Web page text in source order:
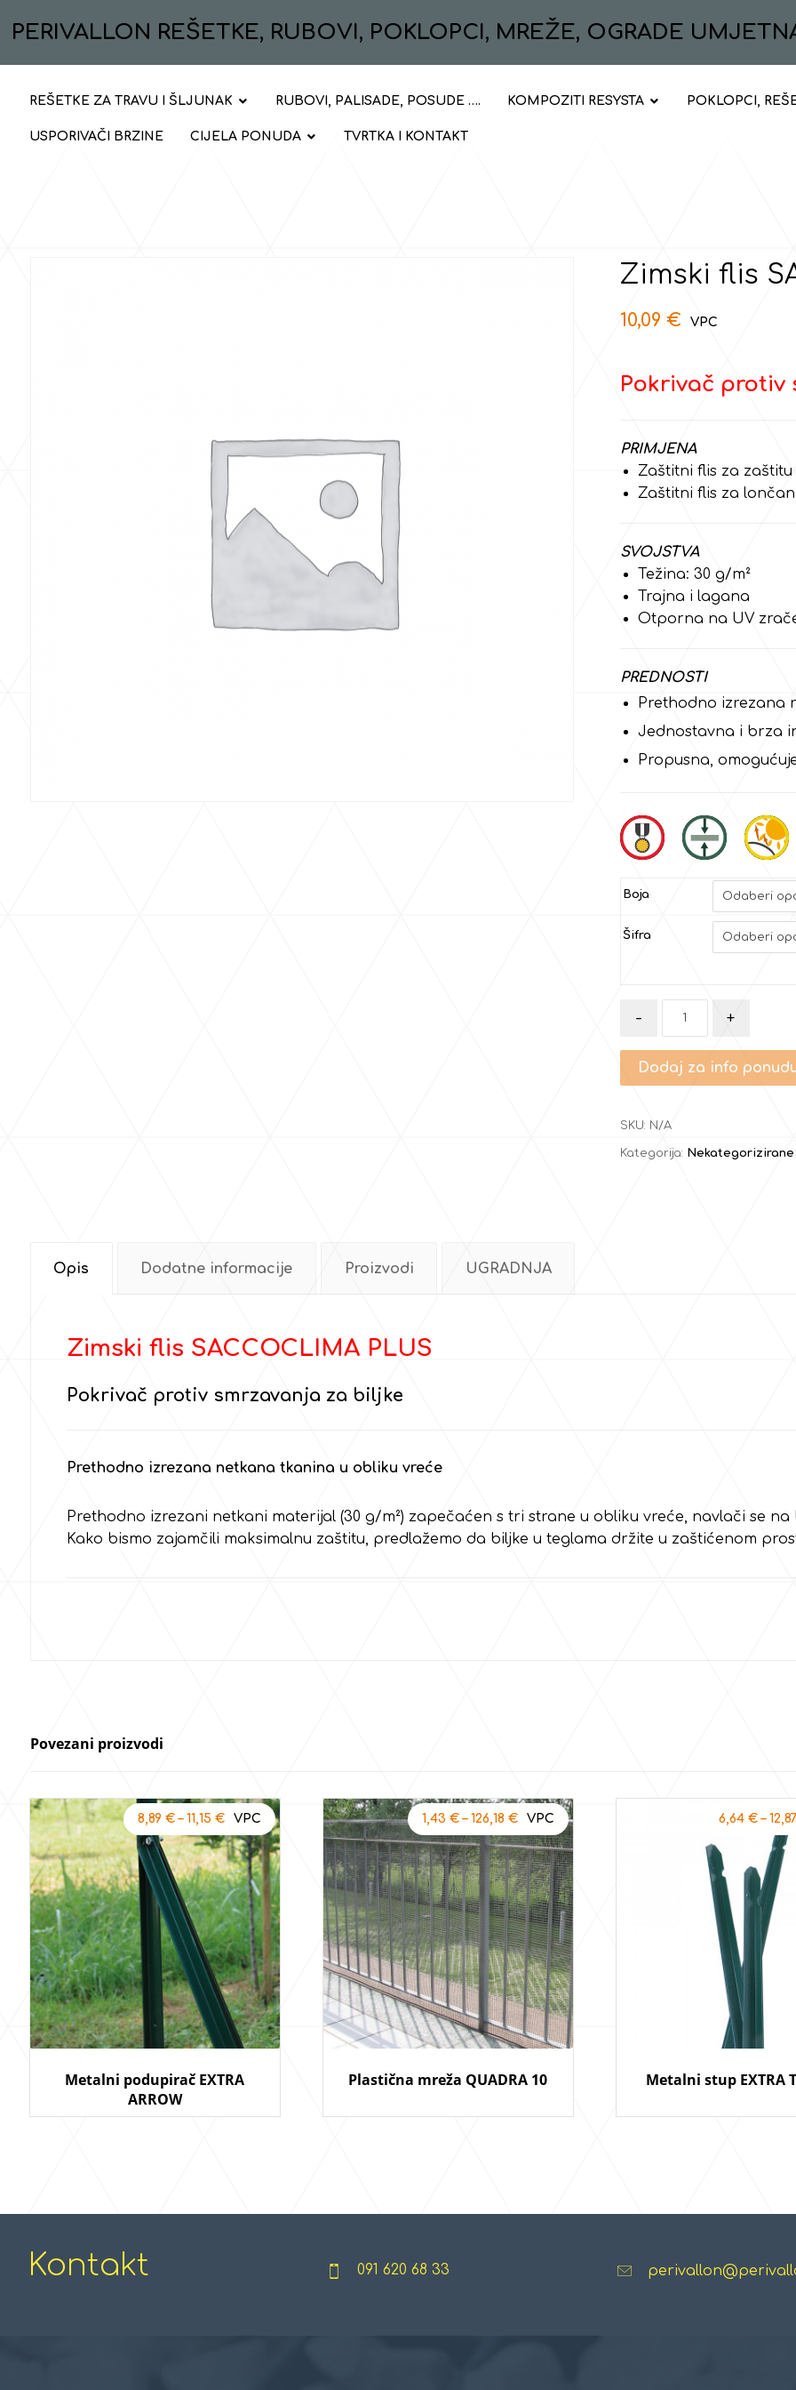
PERIVALLON REŠETKE, RUBOVI, POKLOPCI, MREŽE, OGRADE
REŠETKE ZA TRAVU I ŠLJUNAK RUBOVI, PALISADE, POSUDE …. KOMPOZITI RESYSTA POKLOPCI,
USPORIVAČI BRZINE CIJELA PONUDA TVRTKA I KONTAKT
Zimski flis
10,09 €
Pokrivač protiv
PRIMJENA
Zaštitni flis za
Zaštitni flis za
SVOJSTVA
Težina: 30 g/m²
Trajna i lagana
Otporna na UV
PREDNOSTI
Prethodno izrezana
Jednostavna i brza
Propusna,
Boja
Šifra
- +
Dodaj za info
SKU: N/A
Kategorija: Nekategorizirane
Opis Dodatne informacije Proizvodi UGRADNJA
Zimski flis SACCOCLIMA PLUS
Pokrivač protiv smrzavanja za biljke
Prethodno izrezana netkana tkanina u obliku vreće
Prethodno izrezani netkani materijal (30 g/m²) zapečaćen s tri strane u obliku vreće, navlači se
Kako bismo zajamčili maksimalnu zaštitu, predlažemo da biljke u teglama držite u zaštićenom
Povezani proizvodi
Metalni podupirač EXTRA
ARROW
8,89€ –11,15€
Plastična mreža QUADRA 10
1,43€ –126,18€
Metalni stup EXTRA
6,64€ –
Kontakt 091 620 68 33